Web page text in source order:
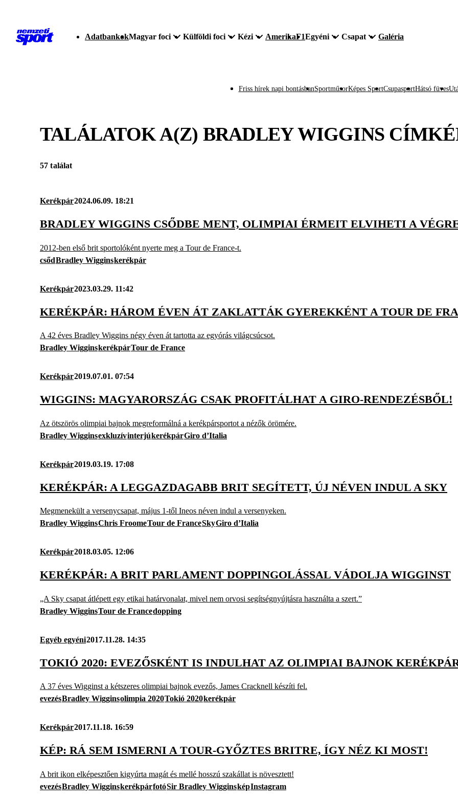
AdatbankokMagyar foci Külföldi foci Kézi AmerikaF1Egyéni Csapat Galéria
Friss hírek napi bontásbanSportműsorKépes SportCsupasportHátsó füves
TALÁLATOK A(Z) BRADLEY WIGGINS
57 találat
Kerékpár2024.06.09. 18:21
BRADLEY WIGGINS CSŐDBE MENT, OLIMPIAI ÉRMEIT ELVIHETI A
2012-ben első brit sportolóként nyerte meg a Tour de France-t.
csődBradley Wigginskerékpár
Kerékpár2023.03.29. 11:42
KERÉKPÁR: HÁROM ÉVEN ÁT ZAKLATTÁK GYEREKKÉNT A TOUR DE
A 42 éves Bradley Wiggins négy éven át tartotta az egyórás világcsúcsot.
Bradley WigginskerékpárTour de France
Kerékpár2019.07.01. 07:54
WIGGINS: MAGYARORSZÁG CSAK PROFITÁLHAT A GIRO-RENDEZÉSBŐL!
Az ötszörös olimpiai bajnok megreformálná a kerékpársportot a nézők örömére.
Bradley WigginsexkluzívinterjúkerékpárGiro d’Italia
Kerékpár2019.03.19. 17:08
KERÉKPÁR: A LEGGAZDAGABB BRIT SEGÍTETT, ÚJ NÉVEN INDUL A SKY
Megmenekült a versenycsapat, május 1-től Ineos néven indul a versenyeken.
Bradley WigginsChris FroomeTour de FranceSkyGiro d’Italia
Kerékpár2018.03.05. 12:06
KERÉKPÁR: A BRIT PARLAMENT DOPPINGOLÁSSAL VÁDOLJA WIGGINST
„A Sky csapat átlépett egy etikai határvonalat, mivel nem orvosi segítségnyújtásra használta a szert.”
Bradley WigginsTour de Francedopping
Egyéb egyéni2017.11.28. 14:35
TOKIÓ 2020: EVEZŐSKÉNT IS INDULHAT AZ OLIMPIAI BAJNOK
A 37 éves Wigginst a kétszeres olimpiai bajnok evezős, James Cracknell készíti fel.
evezésBradley Wigginsolimpia 2020Tokió 2020kerékpár
Kerékpár2017.11.18. 16:59
KÉP: RÁ SEM ISMERNI A TOUR-GYŐZTES BRITRE, ÍGY NÉZ KI MOST!
A brit ikon elképesztően kigyúrta magát és mellé hosszú szakállat is növesztett!
evezésBradley WigginskerékpárfotóSir Bradley WigginsképInstagram